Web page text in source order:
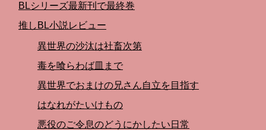
BLシリーズ最新刊で最終巻
推しBL小説レビュー
異世界の沙汰は社畜次第
毒を喰らわば皿まで
異世界でおまけの兄さん自立を目指す
はなれがたいけもの
悪役のご令息のどうにかしたい日常